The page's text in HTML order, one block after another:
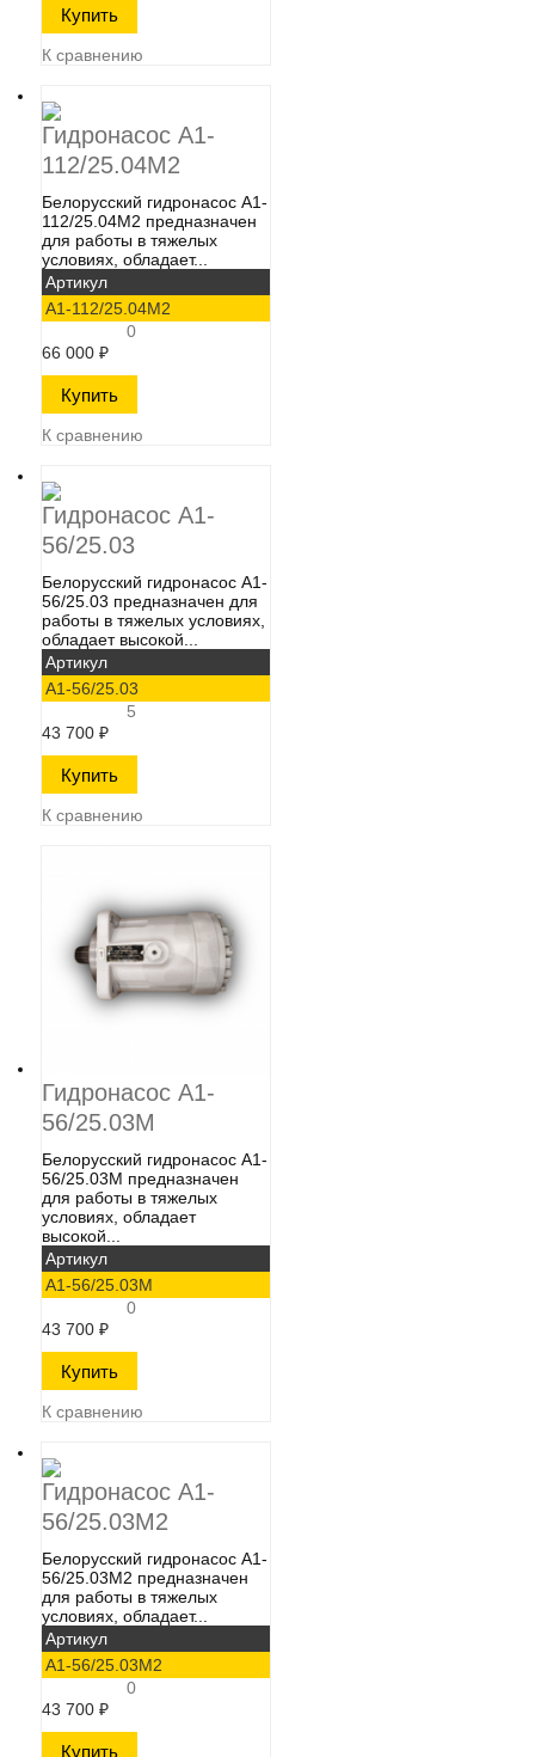
К сравнению
Гидронасос А1-
112/25.04М2
Белорусский гидронасос А1-
112/25.04М2​ предназначен
для работы в тяжелых
условиях, обладает...
Артикул
А1-112/25.04М2
0
66 000 ₽
К сравнению
Гидронасос А1-
56/25.03
Белорусский гидронасос А1-
56/25.03​ предназначен для
работы в тяжелых условиях,
обладает высокой...
Артикул
А1-56/25.03
5
43 700 ₽
К сравнению
Гидронасос А1-
56/25.03М
Белорусский гидронасос А1-
56/25.03М​ предназначен
для работы в тяжелых
условиях, обладает
высокой...
Артикул
А1-56/25.03М
0
43 700 ₽
К сравнению
Гидронасос А1-
56/25.03М2
Белорусский гидронасос А1-
56/25.03М2​ предназначен
для работы в тяжелых
условиях, обладает...
Артикул
А1-56/25.03М2
0
43 700 ₽